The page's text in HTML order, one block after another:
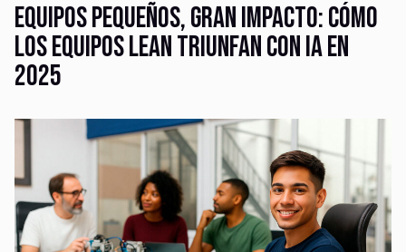
Equipos pequeños, gran impacto: cómo
los equipos Lean triunfan con IA en
2025